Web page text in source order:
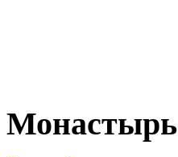
Монастырь